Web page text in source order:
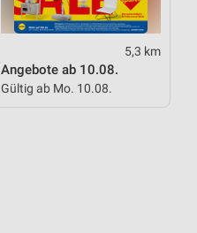
5,3 km
Angebote ab 10.08.
Gültig ab Mo. 10.08.